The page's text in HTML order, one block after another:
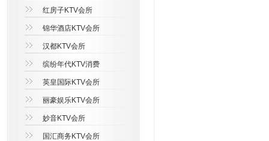
红房子KTV会所
锦华酒店KTV会所
汉都KTV会所
缤纷年代KTV消费
英皇国际KTV会所
丽豪娱乐KTV会所
妙音KTV会所
国汇商务KTV会所